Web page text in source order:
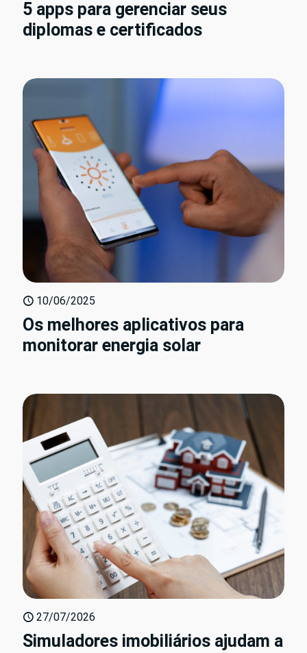
5 apps para gerenciar seus
diplomas e certificados
10/06/2025
Os melhores aplicativos para
monitorar energia solar
27/07/2026
Simuladores imobiliários ajudam a